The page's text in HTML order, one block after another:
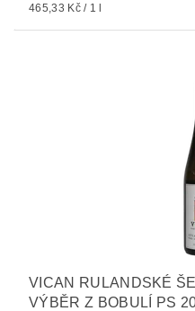
465,33 Kč / 1 l
VICAN RULANDSKÉ
VÝBĚR Z BOBULÍ PS